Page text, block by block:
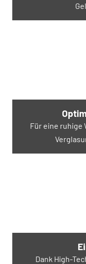
Für eine ruhige
Dank High-